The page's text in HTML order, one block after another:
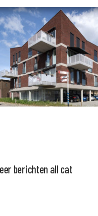
berichten all cat